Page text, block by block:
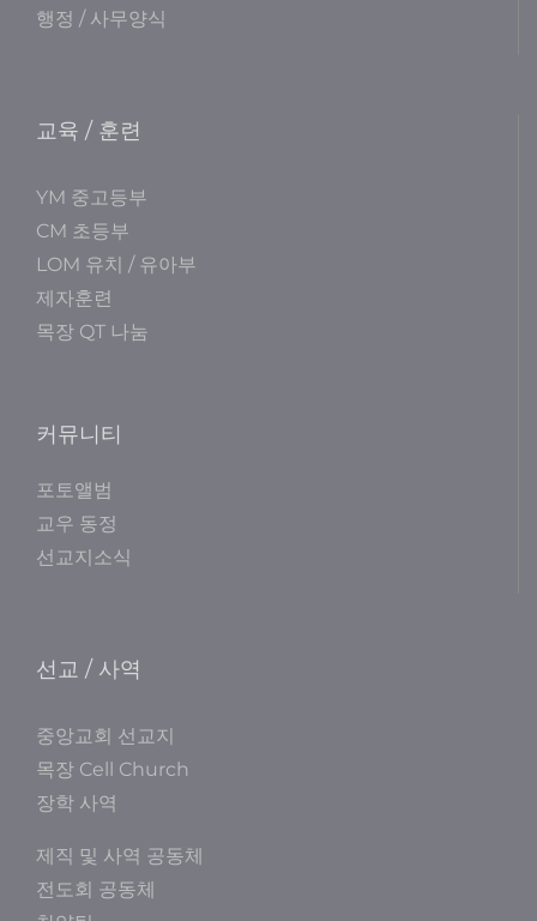
행정 / 사무양식
교육 / 훈련
YM 중고등부
CM 초등부
LOM 유치 / 유아부
제자훈련
목장 QT 나눔
커뮤니티
포토앨범
교우 동정
선교지소식
선교 / 사역
중앙교회 선교지
목장 Cell Church
장학 사역
제직 및 사역 공동체
전도회 공동체